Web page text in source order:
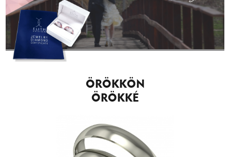
ÖRÖKKÖN
ÖRÖKKÉ